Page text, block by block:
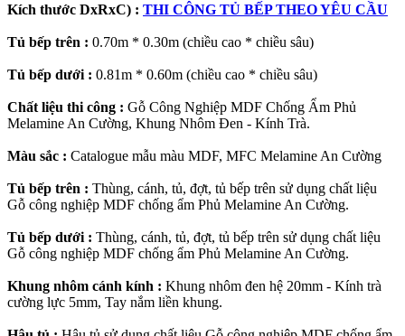
Kích thước DxRxC) : THI CÔNG TỦ BẾP THEO YÊU CẦU
Tủ bếp trên : 0.70m * 0.30m (chiều cao * chiều sâu)
Tủ bếp dưới : 0.81m * 0.60m (chiều cao * chiều sâu)
Chất liệu thi công : Gỗ Công Nghiệp MDF Chống Ẩm Phủ
Melamine An Cường, Khung Nhôm Đen - Kính Trà.
Màu sắc : Catalogue mẫu màu MDF, MFC Melamine An Cường
Tủ bếp trên : Thùng, cánh, tủ, đợt, tủ bếp trên sử dụng chất liệu
Gỗ công nghiệp MDF chống ẩm Phủ Melamine An Cường.
Tủ bếp dưới : Thùng, cánh, tủ, đợt, tủ bếp trên sử dụng chất liệu
Gỗ công nghiệp MDF chống ẩm Phủ Melamine An Cường.
Khung nhôm cánh kính : Khung nhôm đen hệ 20mm - Kính trà
cường lực 5mm, Tay nắm liền khung.